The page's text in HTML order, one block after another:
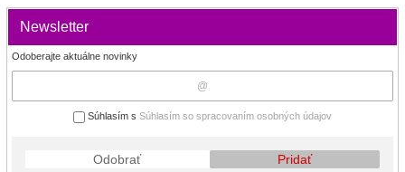
Newsletter
Odoberajte aktuálne novinky
Súhlasím s Súhlasím so spracovaním osobných údajov
Odobrať Pridať